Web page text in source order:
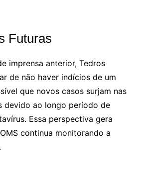
Futuras
imprensa anterior, Tedros
de não haver indícios de um
que novos casos surjam nas
devido ao longo período de
Essa perspectiva gera
continua monitorando a